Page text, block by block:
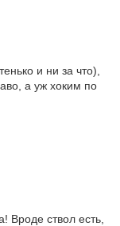
и ни за что),
а уж хоким по
Вроде ствол есть,